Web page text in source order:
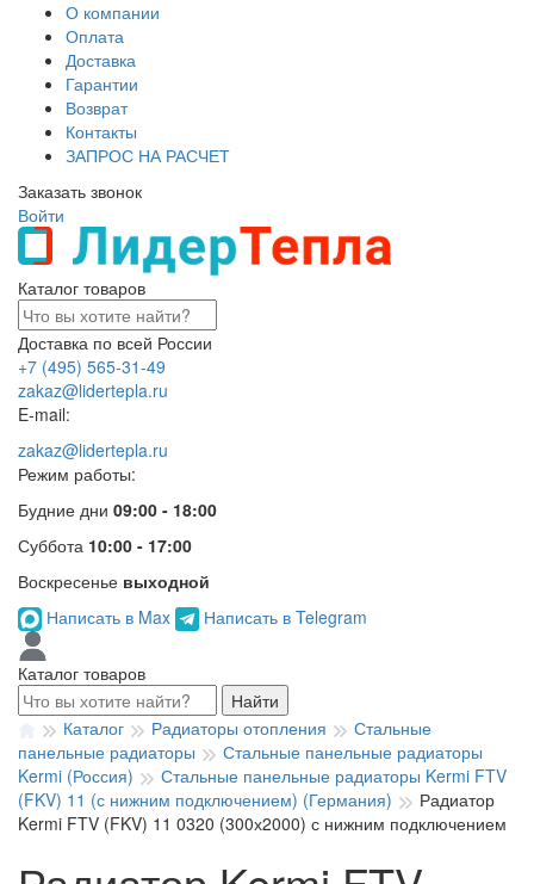
О компании
Оплата
Доставка
Гарантии
Возврат
Контакты
ЗАПРОС НА РАСЧЕТ
Заказать звонок
Войти
Каталог товаров
Доставка по всей России
+7 (495) 565-31-49
zakaz@lidertepla.ru
E-mail:
zakaz@lidertepla.ru
Режим работы:
Будние дни 09:00 - 18:00
Суббота 10:00 - 17:00
Воскресенье выходной
Написать в Max
Написать в Telegram
Каталог товаров
Найти
Каталог
Радиаторы отопления
Стальные
панельные радиаторы
Стальные панельные радиаторы
Kermi (Россия)
Стальные панельные радиаторы Kermi FTV
(FKV) 11 (с нижним подключением) (Германия)
Радиатор
Kermi FTV (FKV) 11 0320 (300х2000) с нижним подключением